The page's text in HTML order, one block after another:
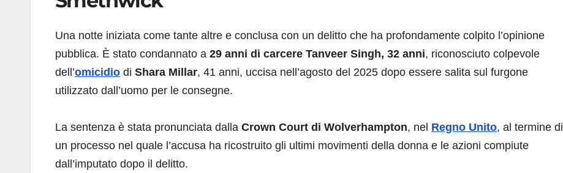
Una notte iniziata come tante altre e conclusa con un delitto che ha profondamente colpito l’opinione
pubblica. È stato condannato a 29 anni di carcere Tanveer Singh, 32 anni, riconosciuto colpevole
dell’omicidio di Shara Millar, 41 anni, uccisa nell’agosto del 2025 dopo essere salita sul furgone
utilizzato dall’uomo per le consegne.
La sentenza è stata pronunciata dalla Crown Court di Wolverhampton, nel Regno Unito, al termine di
un processo nel quale l’accusa ha ricostruito gli ultimi movimenti della donna e le azioni compiute
dall’imputato dopo il delitto.